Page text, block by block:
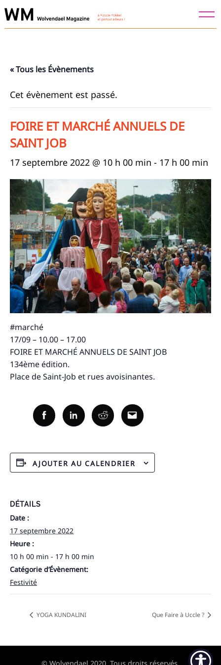
Skip
to
« Tous les Évènements
Cet évènement est passé.
FOIRE ET MARCHÉ ANNUELS DE
SAINT JOB
17 septembre 2022 @ 10 h 00 min - 17 h 00 min
#marché
17/09 – 10.00 – 17.00
FOIRE ET MARCHÉ ANNUELS DE SAINT JOB
134ème édition.
Place de Saint-Job et rues avoisinantes.
FacebookLinkedinRedditEmail
AJOUTER AU CALENDRIER
DÉTAILS
Date :
17 septembre 2022
Heure :
10 h 00 min - 17 h 00 min
Catégorie d’Évènement:
Festivité
YOGA KUNDALINI Que Faire à Uccle ?
Recherche
pour
: